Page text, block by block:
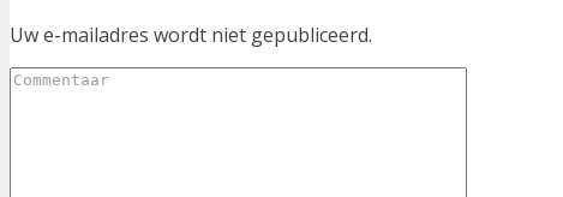
Uw e-mailadres wordt niet gepubliceerd.